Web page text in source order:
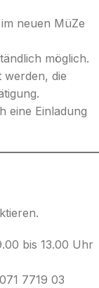
neuen MüZe
möglich.
werden, die
eine Einladung
bis 13.00 Uhr
7719 03